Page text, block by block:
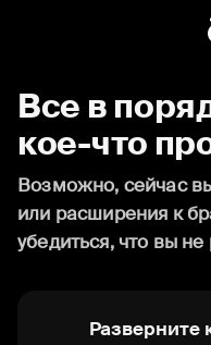
Все в
кое-что
Возможно, сейчас
или расширения к
убедиться, что вы не
Разверните